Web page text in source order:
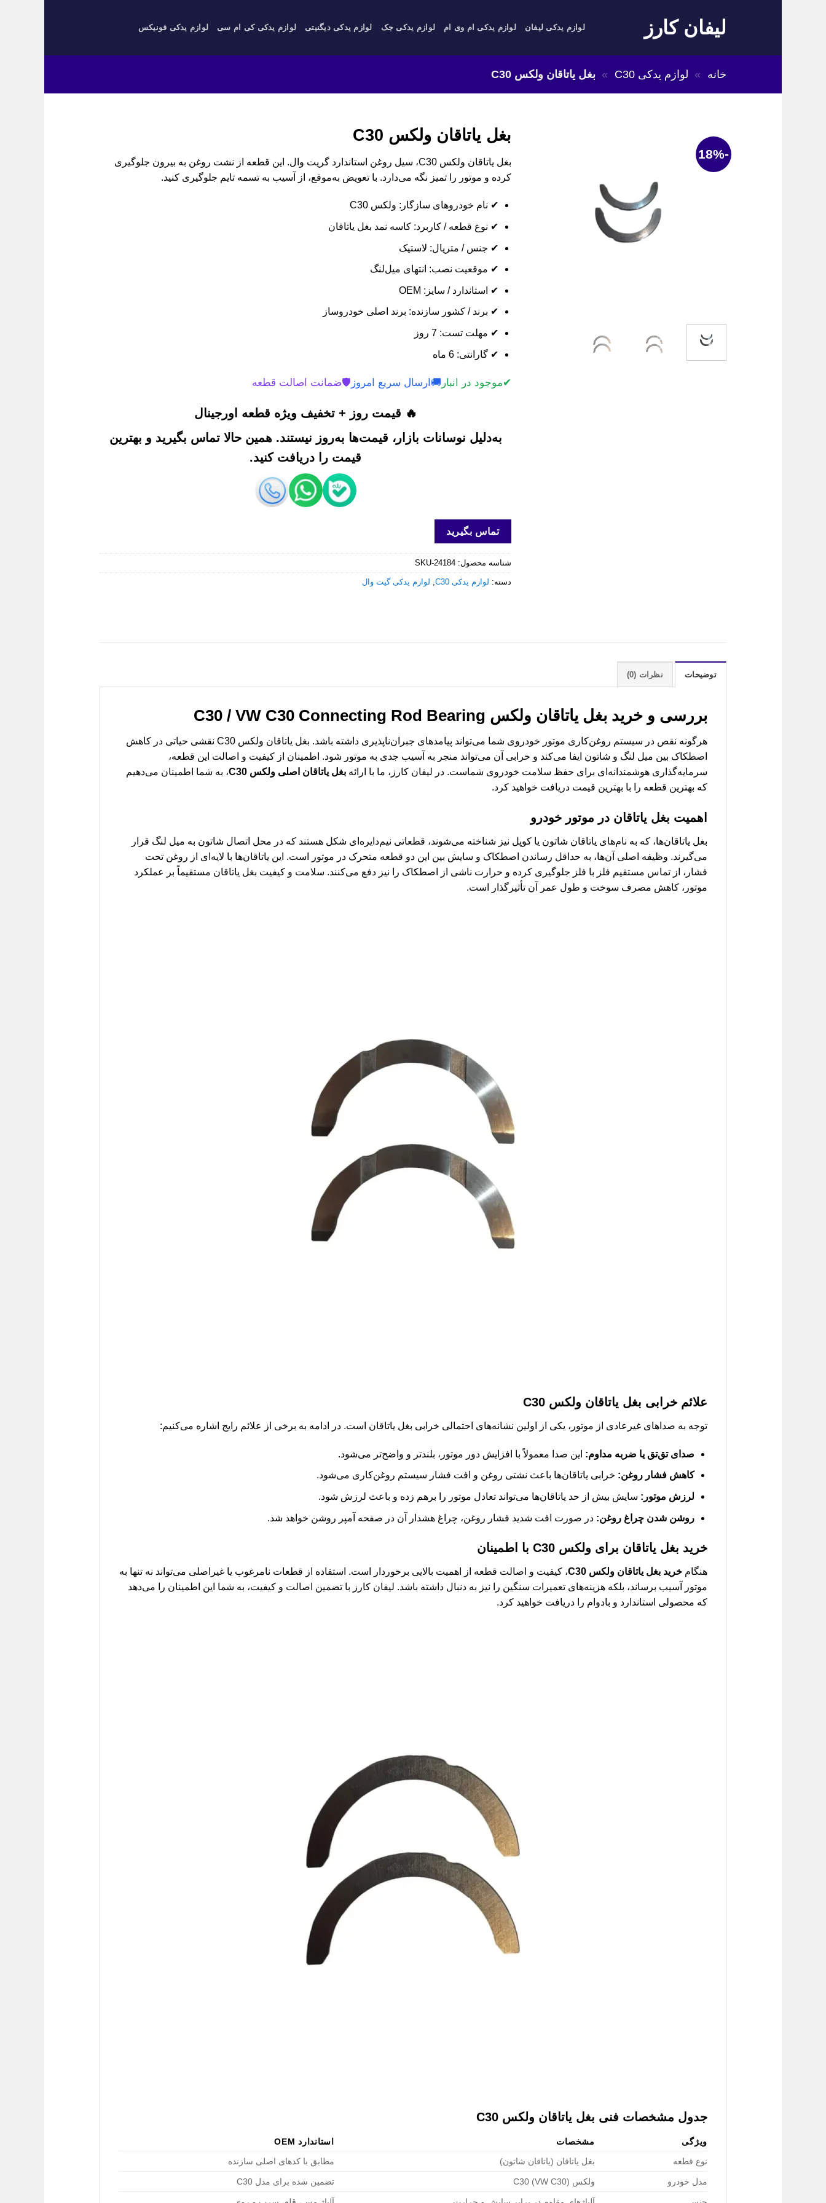
لیفان کارز لوازم یدکی لیفان لوازم یدکی ام وی ام لوازم یدکی جک لوازم یدکی دیگنیتی لوازم یدکی کی ام سی لوازم یدکی فونیکس
خانه » لوازم یدکی C30 » بغل یاتاقان ولکس C30
-18%
بغل یاتاقان ولکس C30
بغل یاتاقان ولکس C30، سیل روغن استاندارد گریت وال. این قطعه از نشت روغن به بیرون جلوگیری
کرده و موتور را تمیز نگه می‌دارد. با تعویض به‌موقع، از آسیب به تسمه تایم جلوگیری کنید.
✔ نام خودروهای سازگار: ولکس C30
✔ نوع قطعه / کاربرد: کاسه نمد بغل یاتاقان
✔ جنس / متریال: لاستیک
✔ موقعیت نصب: انتهای میل‌لنگ
✔ استاندارد / سایز: OEM
✔ برند / کشور سازنده: برند اصلی خودروساز
✔ مهلت تست: 7 روز
✔ گارانتی: 6 ماه
✔موجود در انبار 🚚 ارسال سریع امروز 🛡️ضمانت اصالت قطعه
🔥 قیمت روز + تخفیف ویژه قطعه اورجینال
به‌دلیل نوسانات بازار، قیمت‌ها به‌روز نیستند. همین حالا تماس بگیرید و بهترین
قیمت را دریافت کنید.
تماس بگیرید
شناسه محصول: SKU-24184
دسته: لوازم یدکی C30 لوازم یدکی گیت وال
توضیحات نظرات (0)
بررسی و خرید بغل یاتاقان ولکس C30 / VW C30 Connecting Rod Bearing
هرگونه نقص در سیستم روغن‌کاری موتور خودروی شما می‌تواند پیامدهای جبران‌ناپذیری داشته باشد. بغل یاتاقان ولکس C30 نقشی حیاتی در کاهش
اصطکاک بین میل لنگ و شاتون ایفا می‌کند و خرابی آن می‌تواند منجر به آسیب جدی به موتور شود. اطمینان از کیفیت و اصالت این قطعه،
سرمایه‌گذاری هوشمندانه‌ای برای حفظ سلامت خودروی شماست. در لیفان کارز، ما با ارائه بغل یاتاقان اصلی ولکس C30
، به شما اطمینان می‌دهیم
که بهترین قطعه را با بهترین قیمت دریافت خواهید کرد.
اهمیت بغل یاتاقان در موتور خودرو
بغل یاتاقان‌ها، که به نام‌های یاتاقان شاتون یا کوپل نیز شناخته می‌شوند، قطعاتی نیم‌دایره‌ای شکل هستند که در محل اتصال شاتون به میل لنگ قرار
می‌گیرند. وظیفه اصلی آن‌ها، به حداقل رساندن اصطکاک و سایش بین این دو قطعه متحرک در موتور است. این یاتاقان‌ها با لایه‌ای از روغن تحت
فشار، از تماس مستقیم فلز با فلز جلوگیری کرده و حرارت ناشی از اصطکاک را نیز دفع می‌کنند. سلامت و کیفیت بغل یاتاقان مستقیماً بر عملکرد
موتور، کاهش مصرف سوخت و طول عمر آن تأثیرگذار است.
علائم خرابی بغل یاتاقان ولکس C30
توجه به صداهای غیرعادی از موتور، یکی از اولین نشانه‌های احتمالی خرابی بغل یاتاقان است. در ادامه به برخی از علائم رایج اشاره می‌کنیم:
صدای تق‌تق یا ضربه مداوم: این صدا معمولاً با افزایش دور موتور، بلندتر و واضح‌تر می‌شود.
کاهش فشار روغن: خرابی یاتاقان‌ها باعث نشتی روغن و افت فشار سیستم روغن‌کاری می‌شود.
لرزش موتور: سایش بیش از حد یاتاقان‌ها می‌تواند تعادل موتور را برهم زده و باعث لرزش شود.
روشن شدن چراغ روغن: در صورت افت شدید فشار روغن، چراغ هشدار آن در صفحه آمپر روشن خواهد شد.
خرید بغل یاتاقان برای ولکس C30 با اطمینان
هنگام خرید بغل یاتاقان ولکس C30
، کیفیت و اصالت قطعه از اهمیت بالایی برخوردار است. استفاده از قطعات نامرغوب یا غیراصلی می‌تواند نه تنها به
موتور آسیب برساند، بلکه هزینه‌های تعمیرات سنگین را نیز به دنبال داشته باشد. لیفان کارز با تضمین اصالت و کیفیت، به شما این اطمینان را می‌دهد
که محصولی استاندارد و بادوام را دریافت خواهید کرد.
جدول مشخصات فنی بغل یاتاقان ولکس C30
ویژگی مشخصات
استاندارد OEM
نوع قطعه
بغل یاتاقان (یاتاقان شاتون) مطابق با کدهای اصلی سازنده
مدل خودرو ولکس C30 (VW C30) تضمین شده برای مدل C30